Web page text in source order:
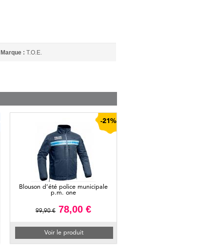
Marque : T.O.E.
-21%
Blouson d’été police municipale
p.m. one
99,90 € 78,00 €
Voir le produit